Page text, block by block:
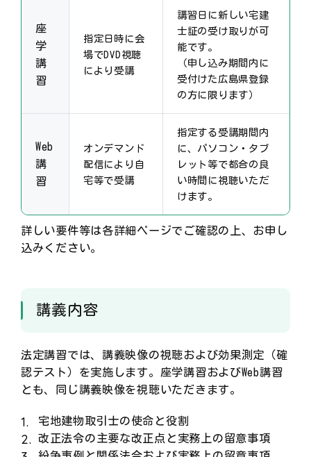
座
学
講
習
指定日時に会
場でDVD視聴
により受講
講習日に新しい宅建
士証の受け取りが可
能です。
（申し込み期間内に
受付けた広島県登録
の方に限ります）
Web
講
習
オンデマンド
配信により自
宅等で受講
指定する受講期間内
に、パソコン・タブ
レット等で都合の良
い時間に視聴いただ
けます。
詳しい要件等は各詳細ページでご確認の上、お申し
込みください。
講義内容
法定講習では、講義映像の視聴および効果測定（確
認テスト）を実施します。座学講習およびWeb講習
とも、同じ講義映像を視聴いただきます。
宅地建物取引士の使命と役割
改正法令の主要な改正点と実務上の留意事項